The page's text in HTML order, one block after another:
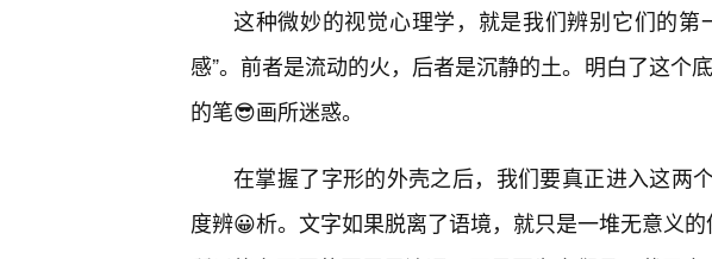
这种微妙的视觉心理学，就是我们辨别它们的第
感”。前者是流动的火，后者是沉静的土。明白了这个
的笔😎画所迷惑。
在掌握了字形的外壳之后，我们要真正进入这两
度辨😀析。文字如果脱离了语境，就只是一堆无意义的